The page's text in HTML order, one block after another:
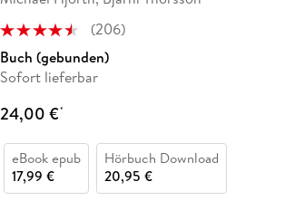
(206)
Buch (gebunden)
Sofort lieferbar
24,00 €*
eBook epub
17,99 €
Hörbuch Download
20,95 €